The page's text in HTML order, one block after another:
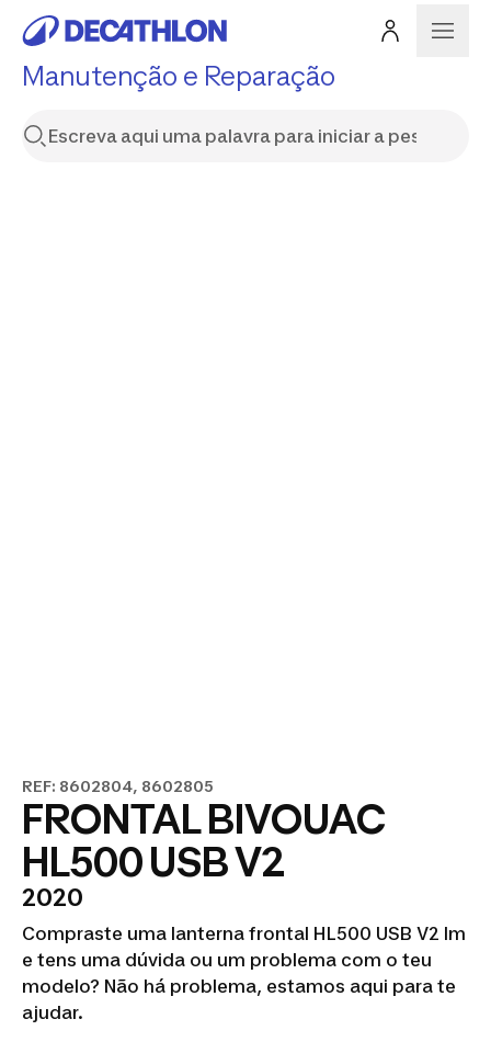
Manutenção e Reparação
REF: 8602804, 8602805
FRONTAL BIVOUAC
HL500 USB V2
2020
Compraste uma lanterna frontal HL500 USB V2 lm
e tens uma dúvida ou um problema com o teu
modelo? Não há problema, estamos aqui para te
ajudar.